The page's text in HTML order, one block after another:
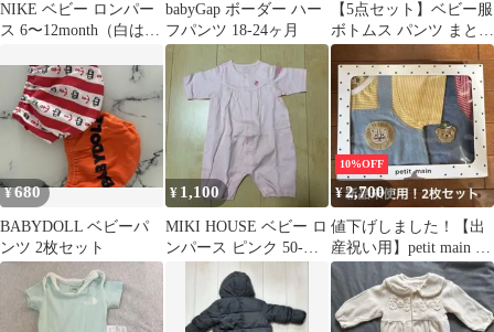
NIKE ベビー ロンパー
ス 6〜12month（白は
babyGap ボーダー ハー
フパンツ 18-24ヶ月
【5点セット】ベビー服
ボトムス パンツ まとめ
売り 80cm
¥680
BABYDOLL ベビーパ
ンツ 2枚セット
¥ 1,100
MIKI HOUSE ベビー ロ
ンパース ピンク 50-
10%OFF
¥2,700
値下げしました！【出
産祝い用】petit main ロ
ンパース 2枚セット